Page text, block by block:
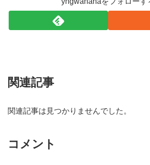
関連記事
関連記事は見つかりませんでした。
コメント